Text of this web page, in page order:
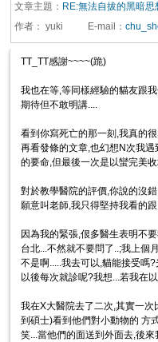
文章主題： RE:無法自拔的黑暗思
作者： yuki E-mail ：
TT_TT感謝~~~~(跪)
我也在等,等同樣經驗的貓友跟
期待但不敢明講....
看到你寫死亡的那一刻,我真的
再看發條的文章,也幻想N次我
的要命,但最後一次是以蠻完美
對於教學醫院的評價,你說的沒
願意叫老師,我只得堅持我看的
因為我的緊張,佷多醫生表明不
台北...不然就不要問了..;我上個
不是啊.....我去可以,貓能接受嗎
以後每次就診呢?我想...若我在
我在X大醫院去了二次,其實一
到碩士)看到他們對小動物的 方
笑...當他們的面送到外面去,後